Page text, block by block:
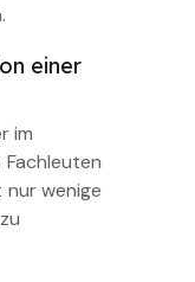
einer
im
wenige